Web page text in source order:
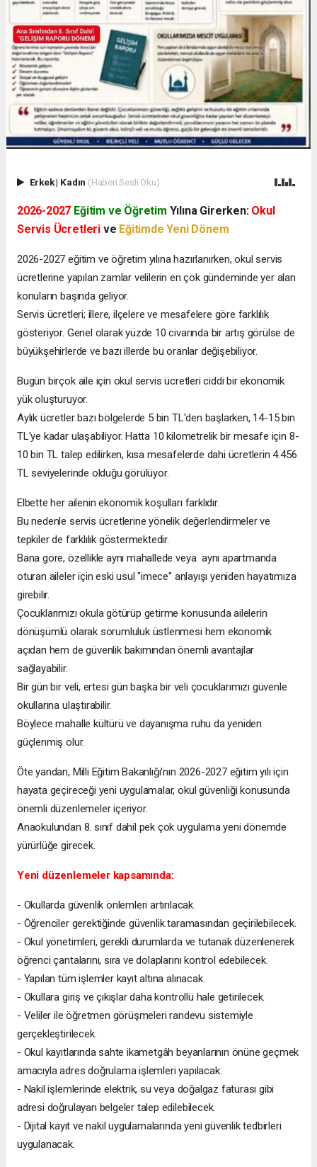
Erkek| Kadın (Haberi Sesli Oku)
2026-2027 Eğitim ve Öğretim Yılına Girerken: Okul
Servis Ücretleri ve Eğitimde Yeni Dönem
2026-2027 eğitim ve öğretim yılına hazırlanırken, okul servis
ücretlerine yapılan zamlar velilerin en çok gündeminde yer alan
konuların başında geliyor.
Servis ücretleri; illere, ilçelere ve mesafelere göre farklılık
gösteriyor. Genel olarak yüzde 10 civarında bir artış görülse de
büyükşehirlerde ve bazı illerde bu oranlar değişebiliyor.
Bugün birçok aile için okul servis ücretleri ciddi bir ekonomik
yük oluşturuyor.
Aylık ücretler bazı bölgelerde 5 bin TL'den başlarken, 14-15 bin
TL'ye kadar ulaşabiliyor. Hatta 10 kilometrelik bir mesafe için 8-
10 bin TL talep edilirken, kısa mesafelerde dahi ücretlerin 4.456
TL seviyelerinde olduğu görülüyor.
Elbette her ailenin ekonomik koşulları farklıdır.
Bu nedenle servis ücretlerine yönelik değerlendirmeler ve
tepkiler de farklılık göstermektedir.
Bana göre, özellikle aynı mahallede veya aynı apartmanda
oturan aileler için eski usul "imece" anlayışı yeniden hayatımıza
girebilir.
Çocuklarımızı okula götürüp getirme konusunda ailelerin
dönüşümlü olarak sorumluluk üstlenmesi hem ekonomik
açıdan hem de güvenlik bakımından önemli avantajlar
sağlayabilir.
Bir gün bir veli, ertesi gün başka bir veli çocuklarımızı güvenle
okullarına ulaştırabilir.
Böylece mahalle kültürü ve dayanışma ruhu da yeniden
güçlenmiş olur.
Öte yandan, Milli Eğitim Bakanlığı'nın 2026-2027 eğitim yılı için
hayata geçireceği yeni uygulamalar, okul güvenliği konusunda
önemli düzenlemeler içeriyor.
Anaokulundan 8. sınıf dahil pek çok uygulama yeni dönemde
yürürlüğe girecek.
Yeni düzenlemeler kapsamında:
- Okullarda güvenlik önlemleri artırılacak.
- Öğrenciler gerektiğinde güvenlik taramasından geçirilebilecek.
- Okul yönetimleri, gerekli durumlarda ve tutanak düzenlenerek
öğrenci çantalarını, sıra ve dolaplarını kontrol edebilecek.
- Yapılan tüm işlemler kayıt altına alınacak.
- Okullara giriş ve çıkışlar daha kontrollü hale getirilecek.
- Veliler ile öğretmen görüşmeleri randevu sistemiyle
gerçekleştirilecek.
- Okul kayıtlarında sahte ikametgâh beyanlarının önüne geçmek
amacıyla adres doğrulama işlemleri yapılacak.
- Nakil işlemlerinde elektrik, su veya doğalgaz faturası gibi
adresi doğrulayan belgeler talep edilebilecek.
- Dijital kayıt ve nakil uygulamalarında yeni güvenlik tedbirleri
uygulanacak.